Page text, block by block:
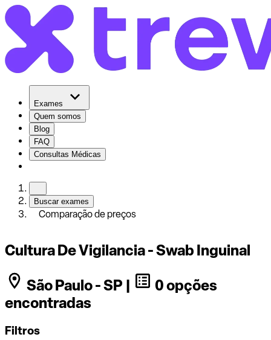
Exames
Quem somos
Blog
FAQ
Consultas Médicas
Buscar exames
Comparação de preços
Cultura De Vigilancia - Swab Inguinal
São Paulo - SP |
0 opções
encontradas
Filtros